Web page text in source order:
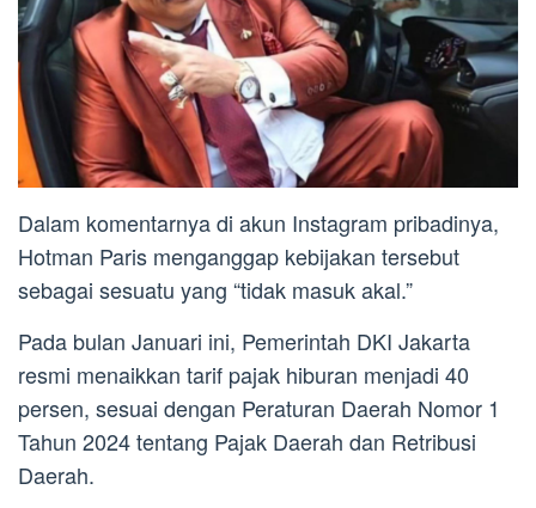
Dalam komentarnya di akun Instagram pribadinya,
Hotman Paris menganggap kebijakan tersebut
sebagai sesuatu yang “tidak masuk akal.”
Pada bulan Januari ini, Pemerintah DKI Jakarta
resmi menaikkan tarif pajak hiburan menjadi 40
persen, sesuai dengan Peraturan Daerah Nomor 1
Tahun 2024 tentang Pajak Daerah dan Retribusi
Daerah.